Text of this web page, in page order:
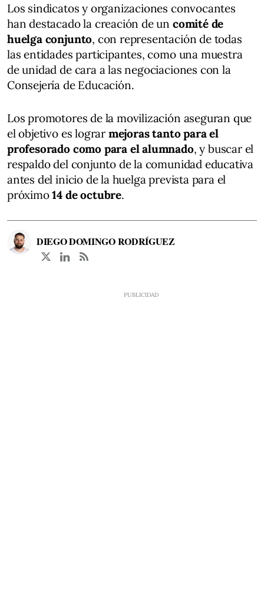
Los sindicatos y organizaciones convocantes
han destacado la creación de un comité de
huelga conjunto, con representación de todas
las entidades participantes, como una muestra
de unidad de cara a las negociaciones con la
Consejería de Educación.
Los promotores de la movilización aseguran que
el objetivo es lograr mejoras tanto para el
profesorado como para el alumnado, y buscar el
respaldo del conjunto de la comunidad educativa
antes del inicio de la huelga prevista para el
próximo14 de octubre.
DIEGO DOMINGO RODRÍGUEZ